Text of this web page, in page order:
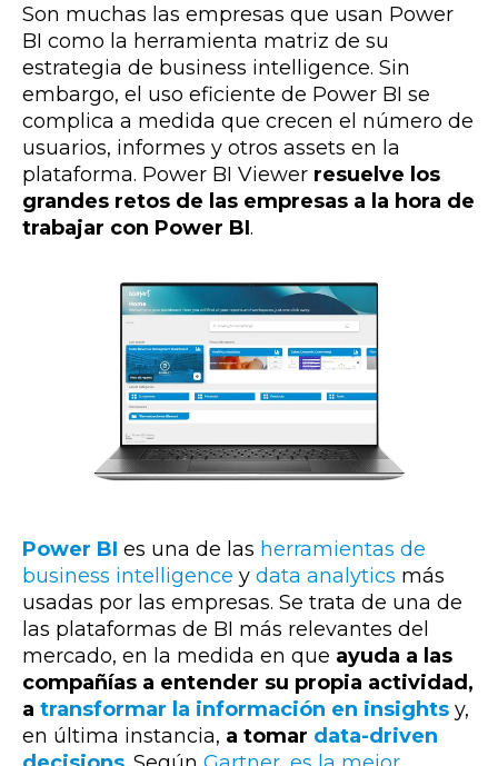
Son muchas las empresas que usan Power
BI como la herramienta matriz de su
estrategia de business intelligence. Sin
embargo, el uso eficiente de Power BI se
complica a medida que crecen el número de
usuarios, informes y otros assets en la
plataforma. Power BI Viewer resuelve los
grandes retos de las empresas a la hora de
trabajar con Power BI.
Power BI es una de las herramientas de
business intelligence y data analytics más
usadas por las empresas. Se trata de una de
las plataformas de BI más relevantes del
mercado, en la medida en que ayuda a las
compañías a entender su propia actividad,
a transformar la información en insights y,
en última instancia, a tomar data-driven